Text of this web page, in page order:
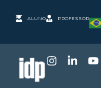
ALUNO PROFESSOR